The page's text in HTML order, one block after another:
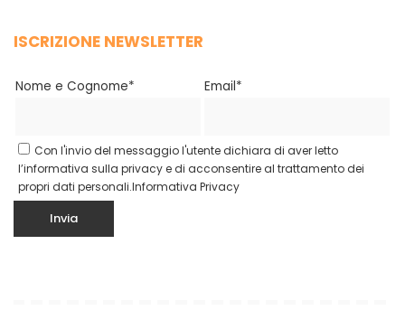
ISCRIZIONE NEWSLETTER
Nome e Cognome* Email*
Con l'invio del messaggio l'utente dichiara di aver letto
l’informativa sulla privacy e di acconsentire al trattamento dei
propri dati personali.Informativa Privacy